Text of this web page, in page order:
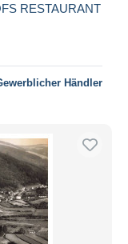
RESTAURANT
Händler